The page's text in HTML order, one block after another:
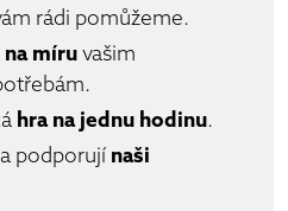
rádi pomůžeme.
míru vašim
hra na jednu hodinu.
podporují naši